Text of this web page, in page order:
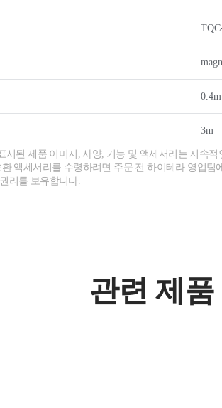
0.4m
3m
시된 제품 이미지, 사양, 기능 및 액세서리는 지속
액세서리를 수령하려면 주문 전 하이테라 영업
리를 보유합니다.
관련 제품